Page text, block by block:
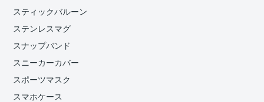
スティックバルーン
ステンレスマグ
スナップバンド
スニーカーカバー
スポーツマスク
スマホケース